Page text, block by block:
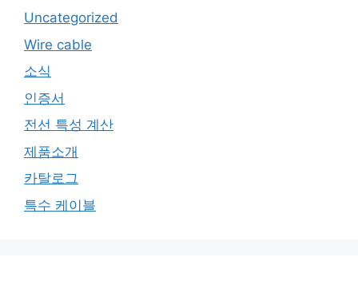
Uncategorized
Wire cable
소식
인증서
전선 특성 계산
제품소개
카탈로그
특수 케이블